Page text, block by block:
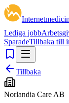
Lediga jobb
SparadeTillbaka till
Tillbaka
Norlandia Care AB